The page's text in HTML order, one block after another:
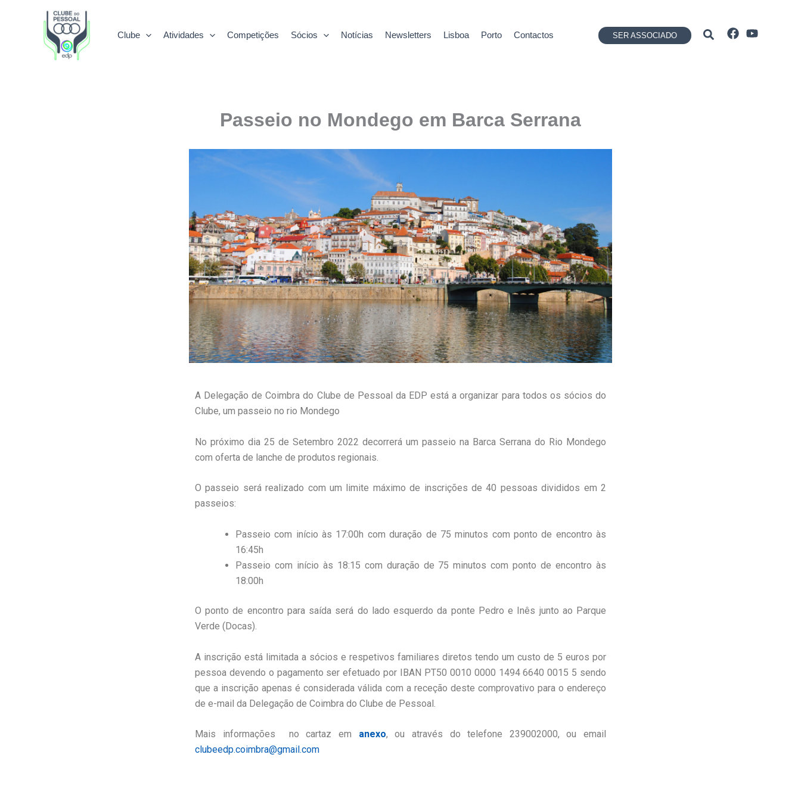
Clube Atividades Competições Sócios Notícias Newsletters Lisboa Porto Contactos SER ASSOCIADO Pesquisar
Passeio no Mondego em Barca Serrana
A Delegação de Coimbra do Clube de Pessoal da EDP está a organizar para todos os sócios do
Clube, um passeio no rio Mondego
No próximo dia 25 de Setembro 2022 decorrerá um passeio na Barca Serrana do Rio Mondego
com oferta de lanche de produtos regionais.
O passeio será realizado com um limite máximo de inscrições de 40 pessoas divididos em 2
passeios:
Passeio com início às 17:00h com duração de 75 minutos com ponto de encontro às
16:45h
Passeio com início às 18:15 com duração de 75 minutos com ponto de encontro às
18:00h
O ponto de encontro para saída será do lado esquerdo da ponte Pedro e Inês junto ao Parque
Verde (Docas).
A inscrição está limitada a sócios e respetivos familiares diretos tendo um custo de 5 euros por
pessoa devendo o pagamento ser efetuado por IBAN PT50 0010 0000 1494 6640 0015 5 sendo
que a inscrição apenas é considerada válida com a receção deste comprovativo para o endereço
de e-mail da Delegação de Coimbra do Clube de Pessoal.
Mais informações no cartaz em anexo, ou através do telefone 239002000, ou email
clubeedp.coimbra@gmail.com